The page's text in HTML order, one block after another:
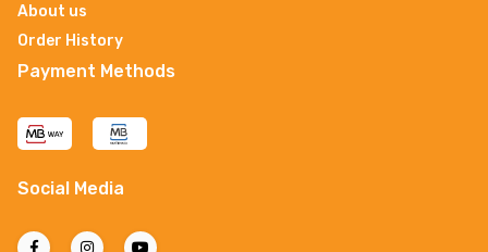
About us
Order History
Payment Methods
Social Media